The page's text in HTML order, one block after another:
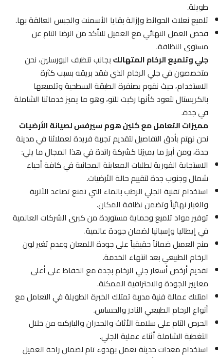
طويلة.
تلميع نعلات الحوائط وإزالة بقايا الأسمنت والجبس العالقة بها.
فحص العمل النهائي مع العميل للتأكد من الرضا التام عن
مستوى النظافة.
جلي وتلميع الرخام المتهالكبجانب تنظيف البورسلين، نحن
متخصصون في جلي الرخام الذي فقد بريقه بسبب كثرة
الاستخدام، حيث نقوم بصنفرة الطبقة السطحية وتلميعها
بالكريستال لتعود كأنها ركبت للتو، وهو ما يميز خدماتنا الشاملة
في جدة.
مميزات التعامل مع كلين هوم سيرفس لصيانة الأرضيات
نحن نهتم بأدق التفاصيل لتقديم تجربة فريدة لعملائنا في مدينة
جدة، ومن أبرز ما يميزنا كشركة رائدة في هذا المجال ما يلي:
الاستجابة الفورية لطلبات المعاينة المجانية في كافة أحياء
شمال وجنوب جدة لتقييم حالة الأرضيات.
استخدام تقنية الجلي الرطب بالماء التي تمنع تصاعد الأتربة
والغبار نهائياً وتضمن نظافة المكان.
توفير مواد تلميع وحماية مستوردة من كبرى الشركات العالمية
في إيطاليا وإسبانيا لضمان جودة عالمية.
منح العميل ضماناً حقيقياً على جودة اللمعان وعدم تغير لون
الرخام الطبيعي بعد انتهاء الخدمة.
تقديم أرخص أسعار جلي الرخام بجدة مع الحفاظ على أعلى
معايير الجودة والاحترافية الممكنة.
امتلاك عمالة فنية مدربة تمتلك الخبرة الطويلة في التعامل مع
أنواع الرخام الطبيعي النادر والحساس.
الحرص التام على سلامة الأثاث والجدران والباركيه من خلال
التغطية الشاملة أثناء عملية الجلي.
استخدام معدات حديثة تعمل بهدوء تام لضمان راحة العميل